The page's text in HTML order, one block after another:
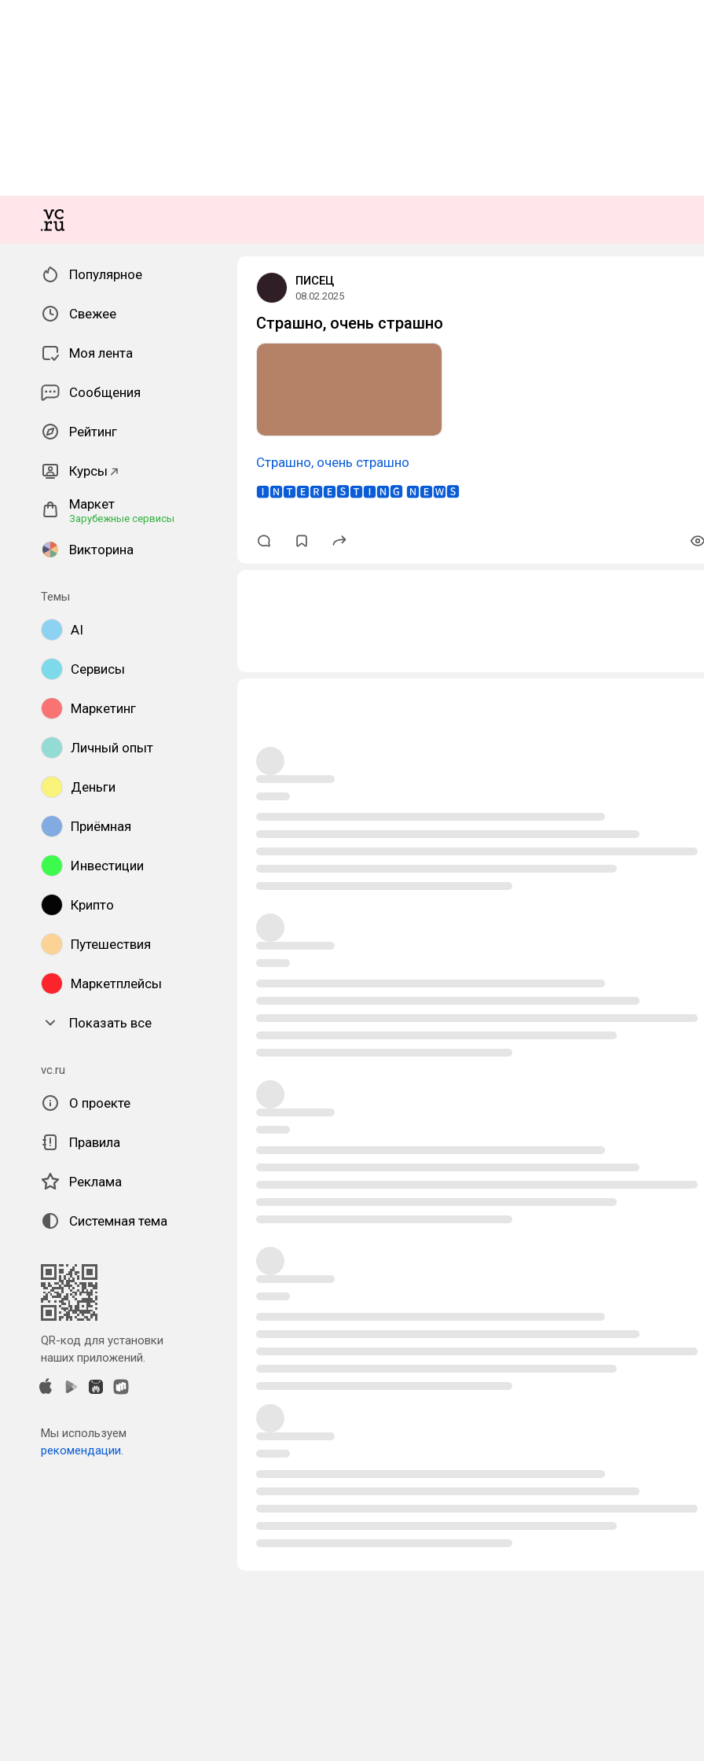
Популярное
Свежее
Моя лента
Сообщения
Рейтинг
Курсы
Маркет
Зарубежные сервисы
Викторина
Темы
AI
Сервисы
Маркетинг
Личный опыт
Деньги
Приёмная
Инвестиции
Крипто
Путешествия
Маркетплейсы
Показать все
vc.ru
О проекте
Правила
Реклама
Системная тема
QR-код для установки
наших приложений.
Мы используем
рекомендации.
ПИСЕЦ
08.02.2025
Страшно, очень страшно
Страшно, очень страшно
🅸🅽🆃🅴🆁🅴🆂🆃🅸🅽🅶 🅽🅴🆆🆂